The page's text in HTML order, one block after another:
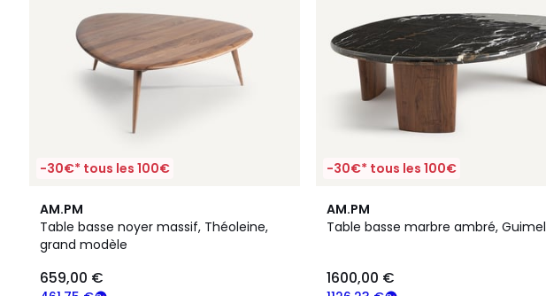
-30€* tous les 100€
AM.PM
Table basse noyer massif, Théoleine,
grand modèle
659,00 €
4,5
/ 5
-30€* tous les 100€
AM.PM
Table basse marbre ambré, Guimel
1600,00 €